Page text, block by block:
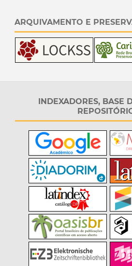
ARQUIVAMENTO E
INDEXADORES, BASE